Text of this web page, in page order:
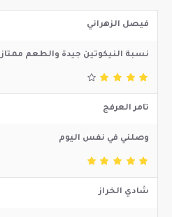
فيصل الزهراني
نسبة النيكوتين جيدة والطعم ممتاز
تامر العرفج
وصلني في نفس اليوم
شادي الخراز